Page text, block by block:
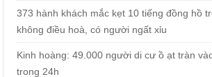
373 hành khách mắc kẹt 10 tiếng đồng hồ
không điều hoà, có người ngất xỉu
Kinh hoàng: 49.000 người di cư ồ ạt tràn
trong 24h